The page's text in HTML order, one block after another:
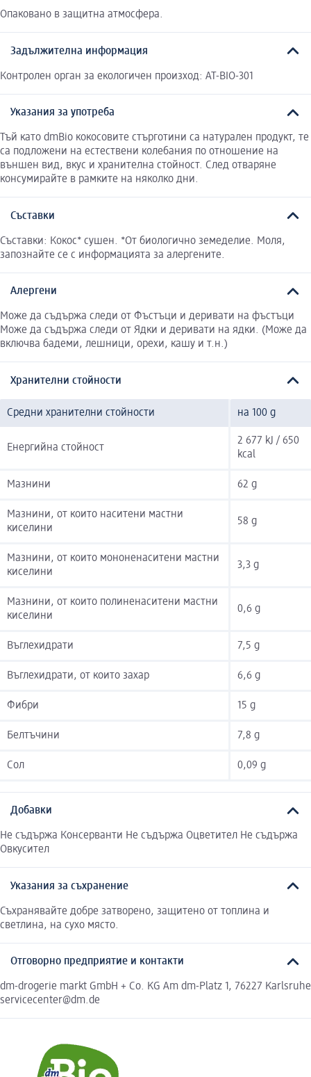
Опаковано в защитна атмосфера.
Задължителна информация
Контролен орган за екологичен произход: AT-BIO-301
Указания за употреба
Тъй като dmBio кокосовите стърготини са натурален продукт, те
са подложени на естествени колебания по отношение на
външен вид, вкус и хранителна стойност. След отваряне
консумирайте в рамките на няколко дни.
Съставки
Съставки: Кокос* сушен. *От биологично земеделие. Моля,
запознайте се с информацията за алергените.
Алергени
Може да съдържа следи от Фъстъци и деривати на фъстъци
Може да съдържа следи от Ядки и деривати на ядки. (Може да
включва бадеми, лешници, орехи, кашу и т.н.)
Хранителни стойности
Средни хранителни стойности на 100 g
Енергийна стойност
2 677 kJ / 650
kcal
Мазнини 62 g
Мазнини, от които наситени мастни
киселини
58 g
Мазнини, от които мононенаситени мастни
киселини
3,3 g
Мазнини, от които полиненаситени мастни
киселини
0,6 g
Въглехидрати 7,5 g
Въглехидрати, от които захар 6,6 g
Фибри 15 g
Белтъчини 7,8 g
Сол 0,09 g
Добавки
Не съдържа Консерванти Не съдържа Оцветител Не съдържа
Овкусител
Указания за съхранение
Съхранявайте добре затворено, защитено от топлина и
светлина, на сухо място.
Отговорно предприятие и контакти
dm-drogerie markt GmbH + Co. KG Am dm-Platz 1, 76227 Karlsruhe
servicecenter@dm.de